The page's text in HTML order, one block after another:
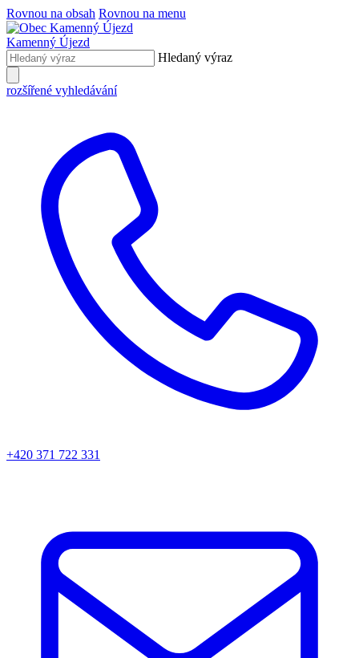
Rovnou na obsah Rovnou na menu
Kamenný Újezd
Hledaný výraz
rozšířené vyhledávání
+420 371 722 331